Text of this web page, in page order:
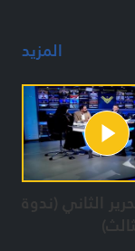
المزيد
الثاني (ندوة